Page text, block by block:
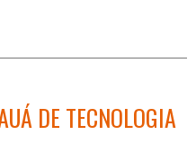
DE TECNOLOGIA